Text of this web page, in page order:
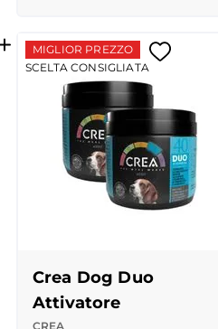
MIGLIOR PREZZO
SCELTA CONSIGLIATA
Crea Dog Duo
Attivatore
CREA